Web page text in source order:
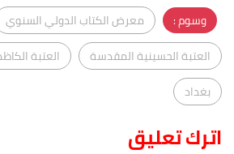
وسوم :
معرض الكتاب الدولي السنوي
العتبة الحسينية المقدسة
العتبة
بغداد
اترك تعليق